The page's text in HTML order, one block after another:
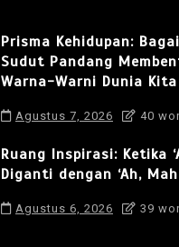
Prisma Kehidupan:
Sudut Pandang
Warna-Warni Dunia Kita
Agustus 7, 2026 40
Ruang Inspirasi: Ketika
Diganti dengan ‘Ah,
Agustus 6, 2026 39